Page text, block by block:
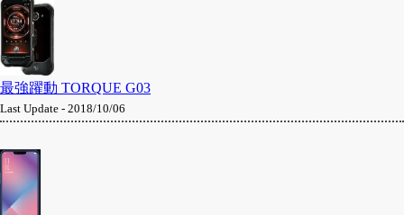
最強躍動 TORQUE G03
Last Update - 2018/10/06